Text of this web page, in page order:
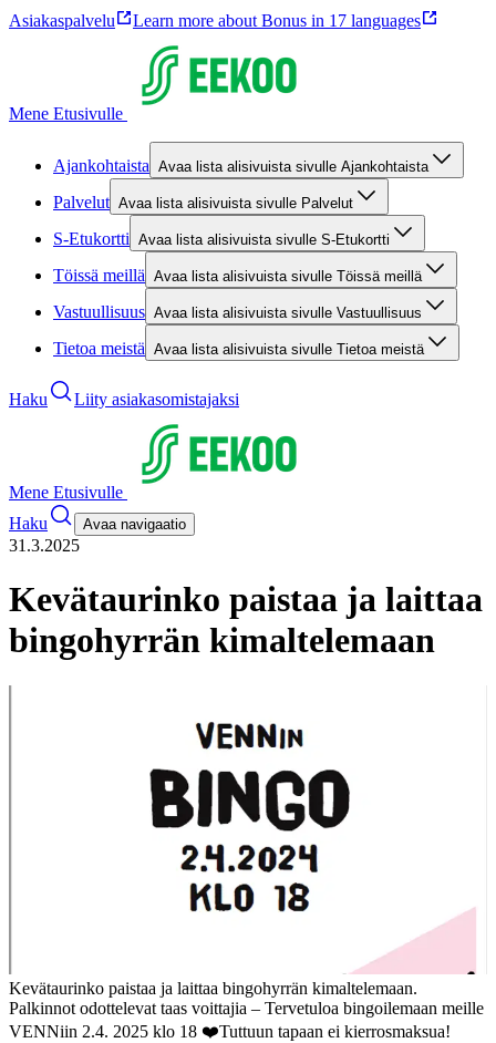
Asiakaspalvelu Learn more about Bonus in 17 languages
Mene Etusivulle
Ajankohtaista Avaa lista alisivuista sivulle Ajankohtaista
Palvelut Avaa lista alisivuista sivulle Palvelut
S-Etukortti Avaa lista alisivuista sivulle S-Etukortti
Töissä meillä Avaa lista alisivuista sivulle Töissä meillä
Vastuullisuus Avaa lista alisivuista sivulle Vastuullisuus
Tietoa meistä Avaa lista alisivuista sivulle Tietoa meistä
Haku Liity asiakasomistajaksi
Mene Etusivulle
Haku
Avaa navigaatio
31.3.2025
Kevätaurinko paistaa ja laittaa
bingohyrrän kimaltelemaan
Kevätaurinko paistaa ja laittaa bingohyrrän kimaltelemaan.
Palkinnot odottelevat taas voittajia – Tervetuloa bingoilemaan meille
VENNiin 2.4. 2025 klo 18 ❤️Tuttuun tapaan ei kierrosmaksua!